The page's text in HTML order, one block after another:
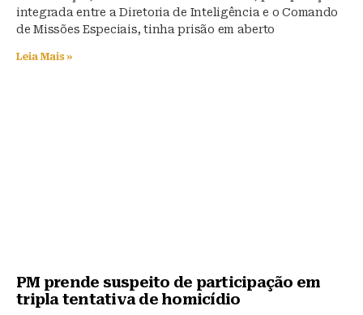
integrada entre a Diretoria de Inteligência e o Comando
de Missões Especiais, tinha prisão em aberto
Leia Mais »
PM prende suspeito de participação em
tripla tentativa de homicídio